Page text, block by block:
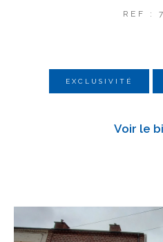
REF :
EXCLUSIVITÉ
Voir le